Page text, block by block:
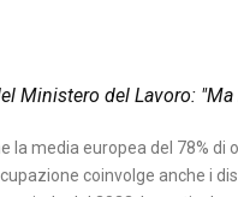
Ministero del Lavoro:
la media europea del 78% di
coinvolge anche i